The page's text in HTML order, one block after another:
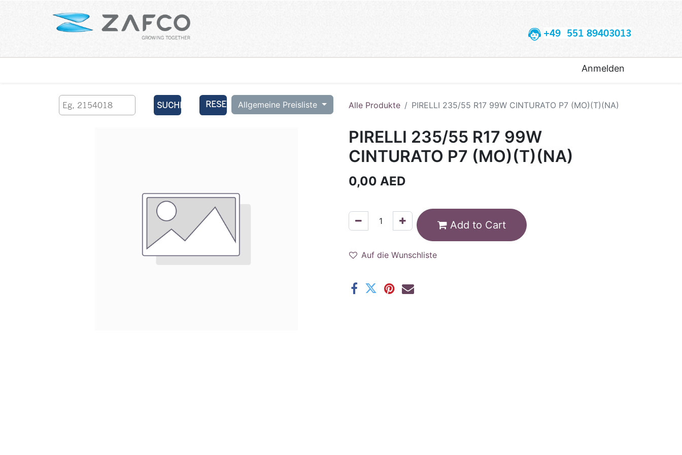
+49 551 89403013
Anmelden
SUCHEN RESET Allgemeine Preisliste Alle Produkte PIRELLI 235/55 R17 99W CINTURATO P7 (MO)(T)(NA)
PIRELLI 235/55 R17 99W
CINTURATO P7 (MO)(T)(NA)
0,00 AED
Add to Cart
Auf die Wunschliste